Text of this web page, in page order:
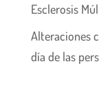
Esclerosis
Alteraciones
día de las